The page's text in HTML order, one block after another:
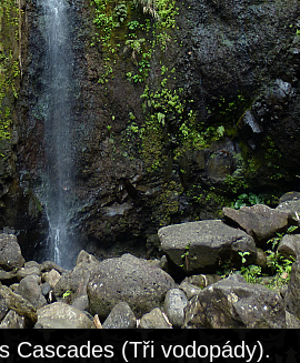
Cascades (Tři vodopády).